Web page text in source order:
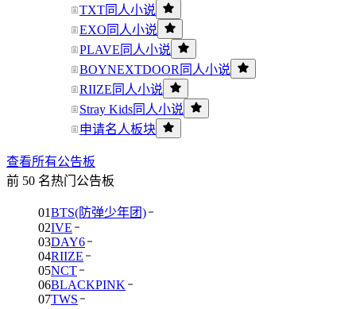
TXT同人小说
EXO同人小说
PLAVE同人小说
BOYNEXTDOOR同人小说
RIIZE同人小说
Stray Kids同人小说
申请名人板块
查看所有公告板
前 50 名热门公告板
01BTS(防弹少年团)
02IVE
03DAY6
04RIIZE
05NCT
06BLACKPINK
07TWS